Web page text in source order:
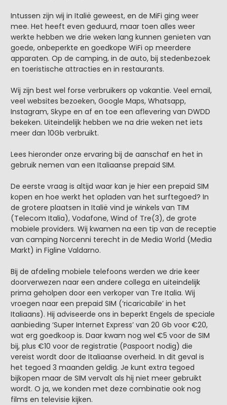
Intussen zijn wij in Italië geweest, en de MiFi ging weer
mee. Het heeft even geduurd, maar toen alles weer
werkte hebben we drie weken lang kunnen genieten van
goede, onbeperkte en goedkope WiFi op meerdere
apparaten. Op de camping, in de auto, bij stedenbezoek
en toeristische attracties en in restaurants.
Wij zijn best wel forse verbruikers op vakantie. Veel email,
veel websites bezoeken, Google Maps, Whatsapp,
Instagram, Skype en af en toe een aflevering van DWDD
bekeken. Uiteindelijk hebben we na drie weken net iets
meer dan 10Gb verbruikt.
Lees hieronder onze ervaring bij de aanschaf en het in
gebruik nemen van een Italiaanse prepaid SIM.
De eerste vraag is altijd waar kan je hier een prepaid SIM
kopen en hoe werkt het opladen van het surftegoed? In
de grotere plaatsen in Italië vind je winkels van TIM
(Telecom Italia), Vodafone, Wind of Tre(3), de grote
mobiele providers. Wij kwamen na een tip van de receptie
van camping Norcenni terecht in de Media World (Media
Markt) in Figline Valdarno.
Bij de afdeling mobiele telefoons werden we drie keer
doorverwezen naar een andere collega en uiteindelijk
prima geholpen door een verkoper van Tre Italia. Wij
vroegen naar een prepaid SIM (‘ricaricabile’ in het
Italiaans). Hij adviseerde ons in beperkt Engels de speciale
aanbieding ‘Super Internet Express’ van 20 Gb voor €20,
wat erg goedkoop is. Daar kwam nog wel €5 voor de SIM
bij, plus €10 voor de registratie (Paspoort nodig) die
vereist wordt door de Italiaanse overheid. In dit geval is
het tegoed 3 maanden geldig. Je kunt extra tegoed
bijkopen maar de SIM vervalt als hij niet meer gebruikt
wordt. O ja, we konden met deze combinatie ook nog
films en televisie kijken.